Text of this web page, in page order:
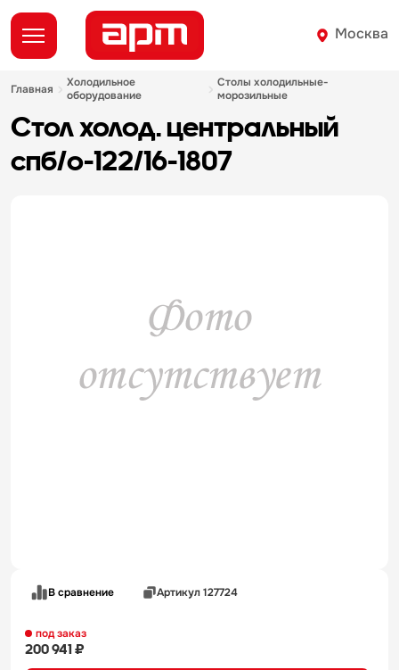
Москва
главная
холодильное
оборудование
столы холодильные-
морозильные
стол холод. центральный
спб/о-122/16-1807
В сравнение Артикул 127724
под заказ
200 941 ₽